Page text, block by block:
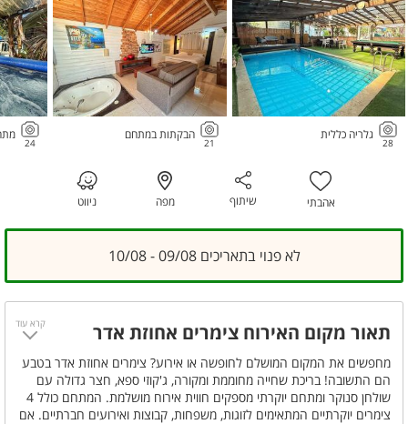
28
גלריה כללית
21
הבקתות במתחם
24
אהבתי שיתוף מפה ניווט
לא פנוי בתאריכים 09/08 - 10/08
תאור מקום האירוח צימרים אחוזת אדר
מחפשים את המקום המושלם לחופשה או אירוע? צימרים אחוזת אדר בטבע
הם התשובה! בריכת שחייה מחוממת ומקורה, ג'קוזי ספא, חצר גדולה עם
שולחן סנוקר ומתחם יוקרתי מספקים חווית אירוח מושלמת. המתחם כולל 4
צימרים יוקרתיים המתאימים לזוגות, משפחות, קבוצות ואירועים חברתיים. אם
קרא עוד